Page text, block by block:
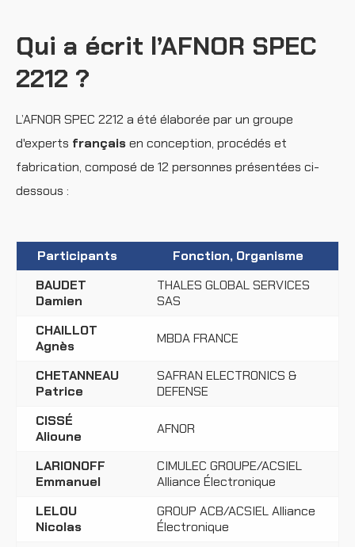
Qui a écrit l’AFNOR SPEC
2212 ?
L’AFNOR SPEC 2212 a été élaborée par un groupe
d'experts français en conception, procédés et
fabrication, composé de 12 personnes présentées ci-
dessous :
Participants
Fonction, Organisme
BAUDET
Damien
THALES GLOBAL SERVICES
SAS
CHAILLOT
Agnès
MBDA FRANCE
CHETANNEAU
Patrice
SAFRAN ELECTRONICS &
DEFENSE
CISSÉ
Alioune
AFNOR
LARIONOFF
Emmanuel
CIMULEC GROUPE/ACSIEL
Alliance Électronique
LELOU
Nicolas
GROUP ACB/ACSIEL Alliance
Électronique